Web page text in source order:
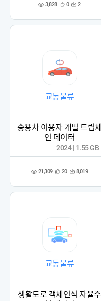
조 3,828 관
록
0 다 2
교통물류
승용차 이용자 개별 트립체
인 데이터
조 21,309 관
록
20 다 8,019
2024 | 1.55 GB
교통물류
생활도로 객체인식 자율주